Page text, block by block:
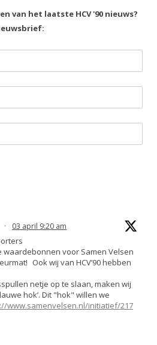
van het laatste HCV '90 nieuws?
· 03 april 9:20 am
waardebonnen voor Samen Velsen
Ook wij van HCV’90 hebben
netje op te slaan, maken wij
hok’. Dit "hok" willen we
www.samenvelsen.nl/initiatief/217